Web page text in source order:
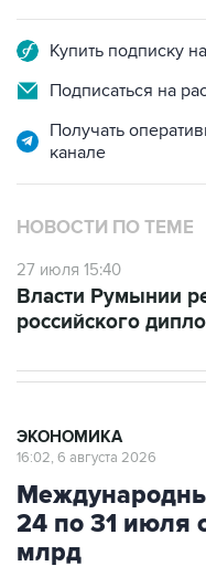
Купить подписку
Подписаться на
Получать
канале
НОВОСТИ ПО ТЕМЕ
27 июля 15:40
Власти Румынии
российского
ЭКОНОМИКА
16:02, 6 августа 2026
24 по 31 июля
млрд